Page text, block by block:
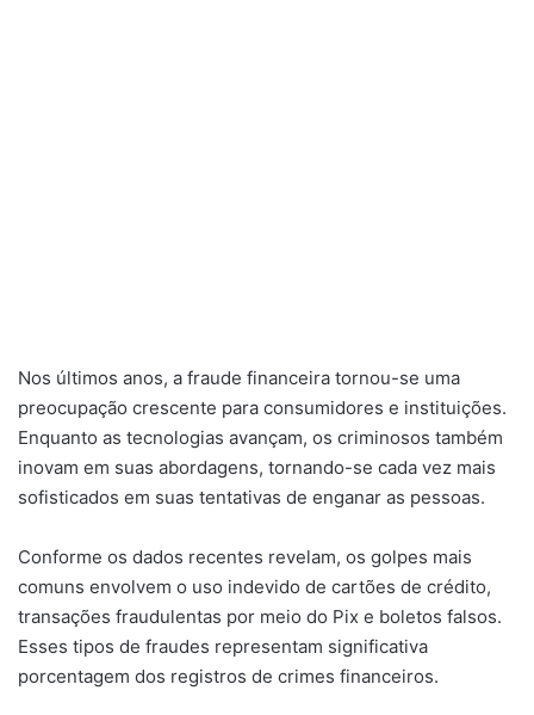
Nos últimos anos, a fraude financeira tornou-se uma
preocupação crescente para consumidores e instituições.
Enquanto as tecnologias avançam, os criminosos também
inovam em suas abordagens, tornando-se cada vez mais
sofisticados em suas tentativas de enganar as pessoas.
Conforme os dados recentes revelam, os golpes mais
comuns envolvem o uso indevido de cartões de crédito,
transações fraudulentas por meio do Pix e boletos falsos.
Esses tipos de fraudes representam significativa
porcentagem dos registros de crimes financeiros.